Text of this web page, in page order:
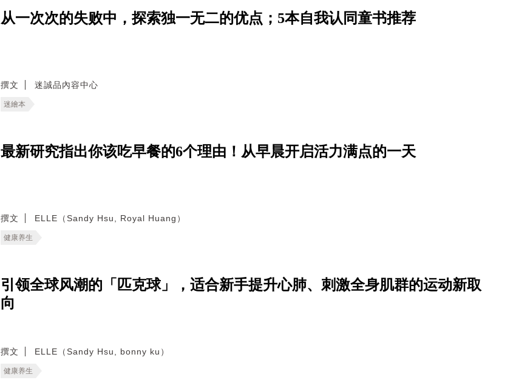
从一次次的失败中，探索独一无二的优点；5本自我认同童书推荐
撰文 迷誠品內容中心
迷繪本
最新研究指出你该吃早餐的6个理由！从早晨开启活力满点的一天
撰文 ELLE（Sandy Hsu, Royal Huang）
健康养生
引领全球风潮的「匹克球」，适合新手提升心肺、刺激全身肌群的运动新取
向
撰文 ELLE（Sandy Hsu, bonny ku）
健康养生